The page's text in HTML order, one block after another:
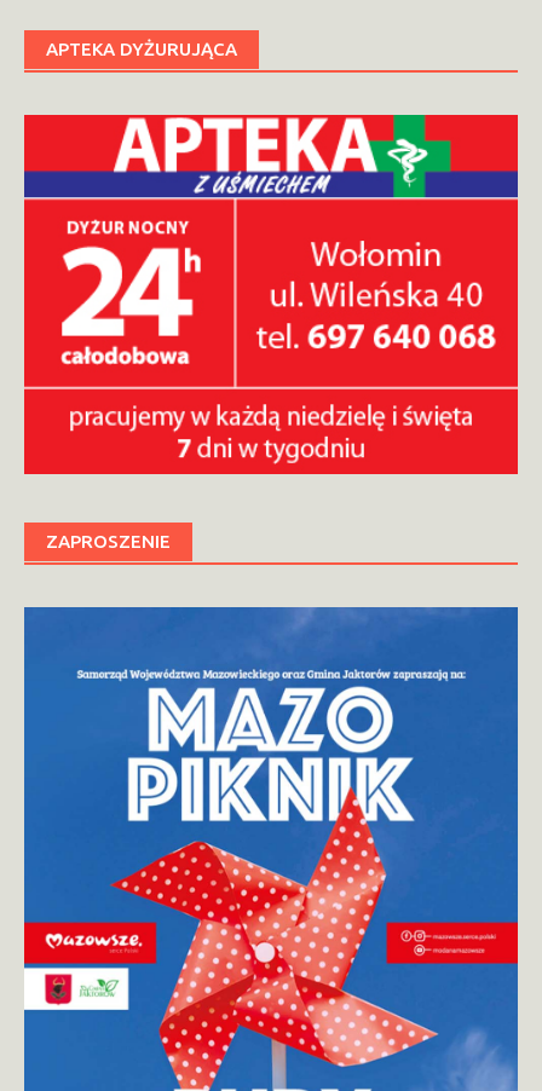
APTEKA DYŻURUJĄCA
ZAPROSZENIE